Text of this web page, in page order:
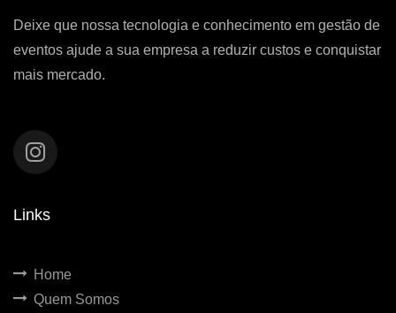
Deixe que nossa tecnologia e conhecimento em gestão de
eventos ajude a sua empresa a reduzir custos e conquistar
mais mercado.
Links
Home
Quem Somos